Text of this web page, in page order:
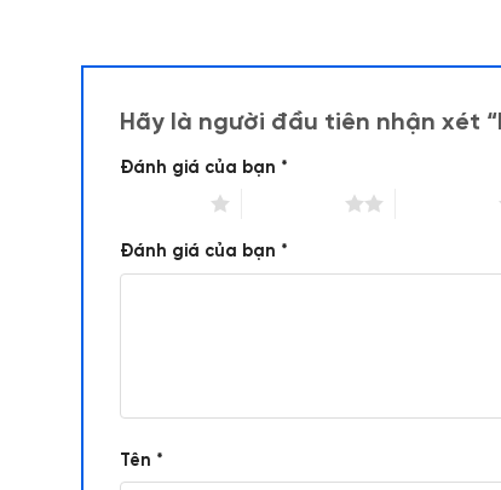
Hãy là người đầu tiên nhận xét
Đánh giá của bạn *
Đánh giá của bạn *
Tên *